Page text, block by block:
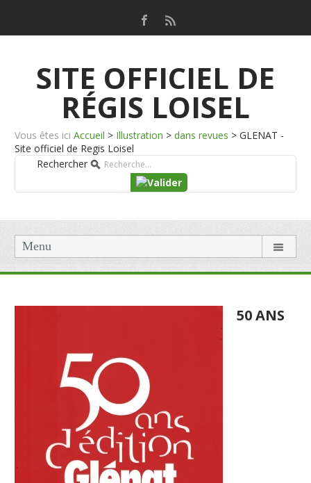
SITE OFFICIEL DE
RÉGIS LOISEL
Vous êtes ici Accueil > Illustration > dans revues > GLENAT -
Site officiel de Regis Loisel
Rechercher
Menu
50 ANS